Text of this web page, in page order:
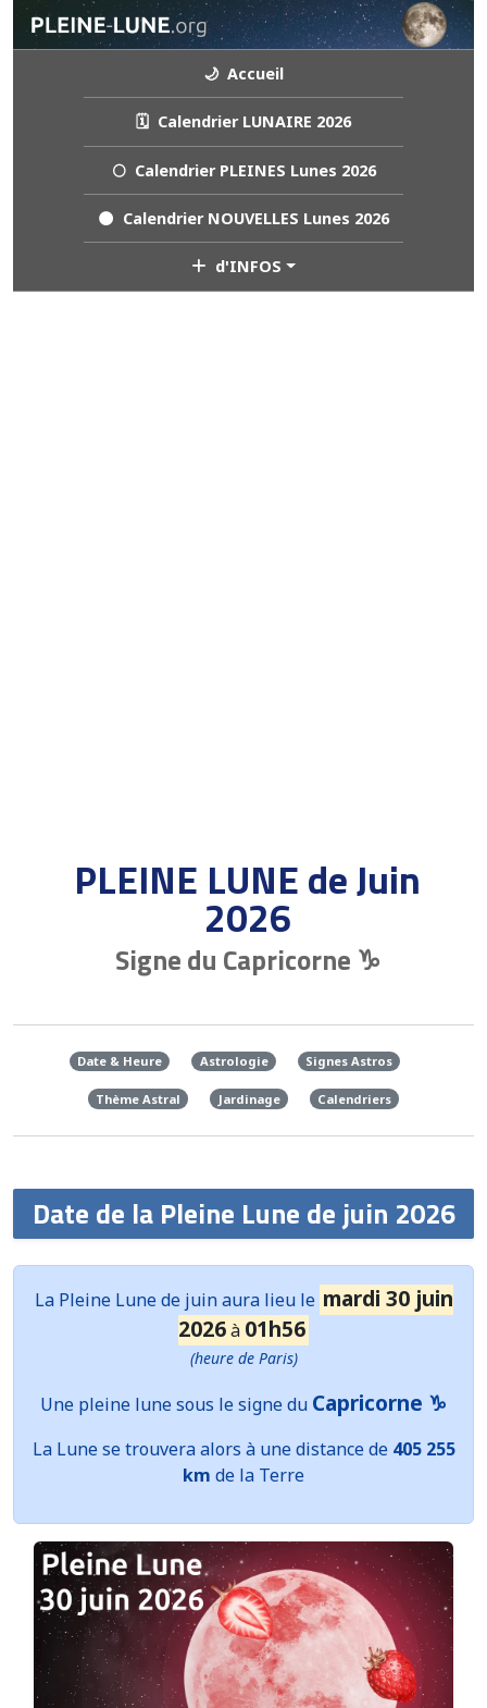
🌙 Accueil
🗓️ Calendrier LUNAIRE 2026
🌕 Calendrier PLEINES Lunes 2026
🌑 Calendrier NOUVELLES Lunes 2026
d'INFOS
PLEINE LUNE de Juin
2026
Signe du Capricorne ♑
Date & Heure Astrologie Signes Astros
Thème Astral Jardinage Calendriers
Date de la Pleine Lune de juin 2026
La Pleine Lunede juin aura lieu le mardi 30 juin
2026à 01h56
(heure de Paris)
Une pleine lune sous le signe du Capricorne ♑
La Lune se trouvera alors à une distance de 405 255
km de la Terre